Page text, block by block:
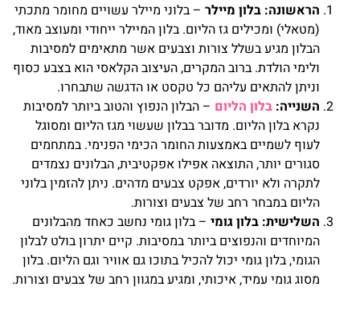
הראשונה: בלון מיילר – בלוני מיילר עשויים מחומר מתכתי
(מטאלי) ומכילים גז הליום. בלון המיילר ייחודי ומעוצב מאוד,
הבלון מגיע בשלל צורות וצבעים אשר מתאימים למסיבות
ולימי הולדת. ברוב המקרים, העיצוב הקלאסי הוא בצבע כסוף
וניתן להתאים עליהם כל טקסט או הדגשה שתבחרו.
השנייה: בלון הליום – הבלון הנפוץ והטוב ביותר למסיבות
נקרא בלון הליום. מדובר בבלון שעשוי מגז הליום ומסוגל
לעוף לשמיים באמצעות החומר הכימי הפנימי. במתחמים
סגורים יותר, התוצאה אפילו אפקטיבית, הבלונים נצמדים
לתקרה ולא יורדים, אפקט צבעים מדהים. ניתן להזמין בלוני
הליום במבחר רחב של צבעים וצורות.
השלישית: בלון גומי – בלון גומי נחשב כאחד מהבלונים
המיוחדים והנפוצים ביותר במסיבות. קיים יתרון בולט לבלון
הגומי, בלון גומי יכול להכיל בתוכו גם אוויר וגם הליום. בלון
מסוג גומי עמיד, איכותי, ומגיע במגוון רחב של צבעים וצורות.